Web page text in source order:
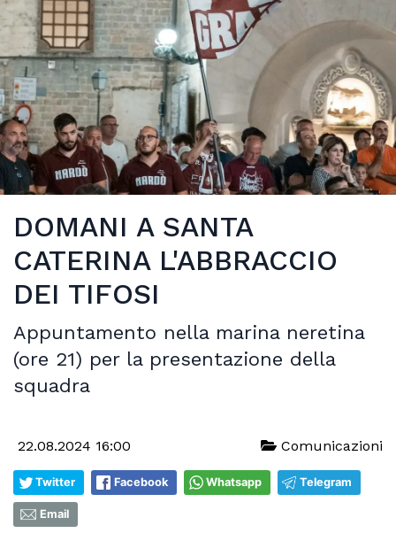
DOMANI A SANTA
CATERINA L'ABBRACCIO
DEI TIFOSI
Appuntamento nella marina neretina
(ore 21) per la presentazione della
squadra
22.08.2024 16:00 Comunicazioni
Twitter Facebook Whatsapp Telegram
Email